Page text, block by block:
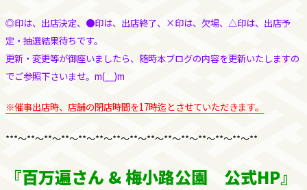
◎印は、出店決定、●印は、出店終了、×印は、欠場、△印は、出店予
定・抽選結果待ちです。
更新・変更等が御座いましたら、随時本ブログの内容を更新いたしますの
でご参照下さいませ。m(__)m
※催事出店時、店舗の閉店時間を17時迄とさせていただきます。
***～**～**～**～**～**～**～**～**～**～**～**～**～**～**
『百万遍さん & 梅小路公園 公式HP』